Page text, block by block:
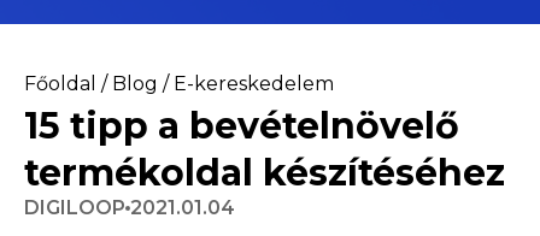
Főoldal / Blog / E-kereskedelem
15 tipp a bevételnövelő
termékoldal készítéséhez
DIGILOOP 2021.01.04